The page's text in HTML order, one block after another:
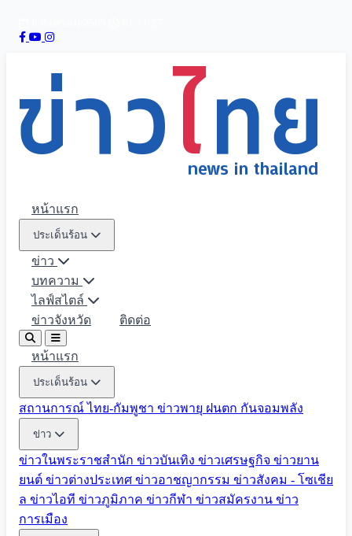
หน้าแรก
ประเด็นร้อน
ข่าว
บทความ
ไลฟ์สไตล์
ข่าวจังหวัด
ติดต่อ
หน้าแรก
ประเด็นร้อน
สถานการณ์ ไทย-กัมพูชา ข่าวพายุ ฝนตก กันจอมพลัง
ข่าว
ข่าวในพระราชสำนัก ข่าวบันเทิง ข่าวเศรษฐกิจ ข่าวยาน
ยนต์ ข่าวต่างประเทศ ข่าวอาชญากรรม ข่าวสังคม - โซเชีย
ล ข่าวไอที ข่าวภูมิภาค ข่าวกีฬา ข่าวสมัครงาน ข่าว
การเมือง